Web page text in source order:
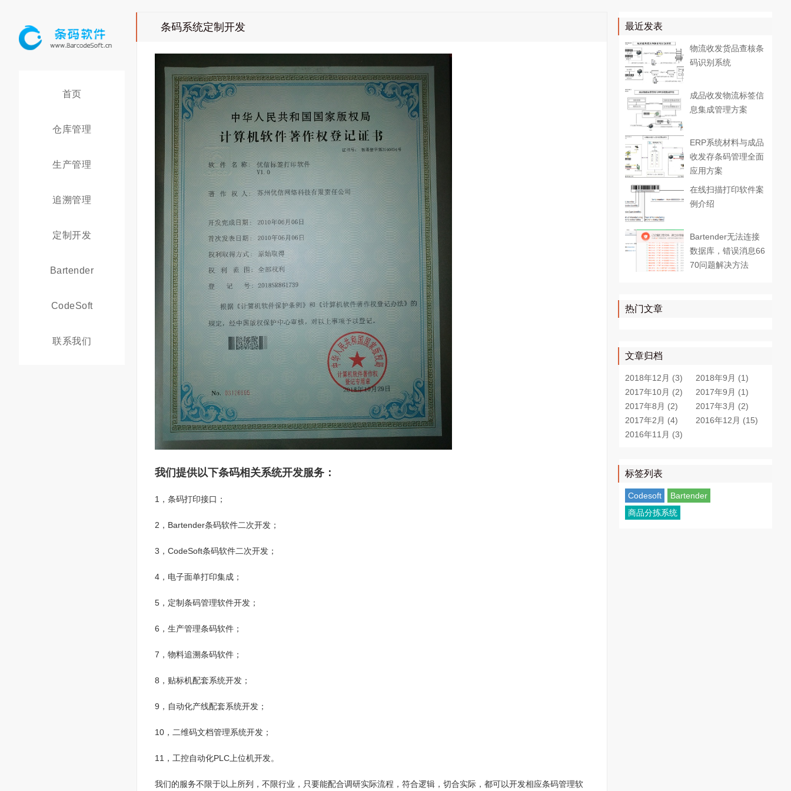
首页
仓库管理
生产管理
追溯管理
定制开发
Bartender
CodeSoft
联系我们
条码系统定制开发
我们提供以下条码相关系统开发服务：
1，条码打印接口；
2，Bartender条码软件二次开发；
3，CodeSoft条码软件二次开发；
4，电子面单打印集成；
5，定制条码管理软件开发；
6，生产管理条码软件；
7，物料追溯条码软件；
8，贴标机配套系统开发；
9，自动化产线配套系统开发；
10，二维码文档管理系统开发；
11，工控自动化PLC上位机开发。
我们的服务不限于以上所列，不限行业，只要能配合调研实际流程，符合逻辑，切合实际，都可以开发相应条码管理软
最近发表
物流收发货品查核条
码识别系统
成品收发物流标签信
息集成管理方案
ERP系统材料与成品
收发存条码管理全面
应用方案
在线扫描打印软件案
例介绍
Bartender无法连接
数据库，错误消息66
70问题解决方法
热门文章
文章归档
2018年12月 (3)
2018年9月 (1)
2017年10月 (2)
2017年9月 (1)
2017年8月 (2)
2017年3月 (2)
2017年2月 (4)
2016年12月 (15)
2016年11月 (3)
标签列表
Codesoft
Bartender
商品分拣系统